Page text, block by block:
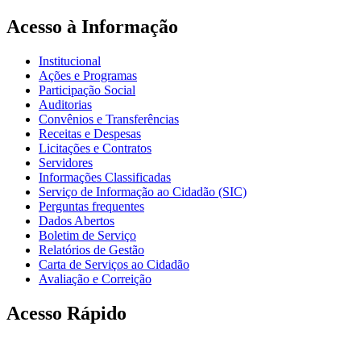
Acesso à Informação
Institucional
Ações e Programas
Participação Social
Auditorias
Convênios e Transferências
Receitas e Despesas
Licitações e Contratos
Servidores
Informações Classificadas
Serviço de Informação ao Cidadão (SIC)
Perguntas frequentes
Dados Abertos
Boletim de Serviço
Relatórios de Gestão
Carta de Serviços ao Cidadão
Avaliação e Correição
Acesso Rápido